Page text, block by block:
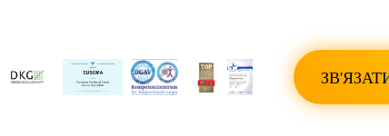
ПОКАЗАТИ ВСІ